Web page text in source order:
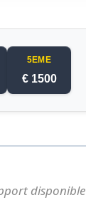
5EME
€ 1500
disponible